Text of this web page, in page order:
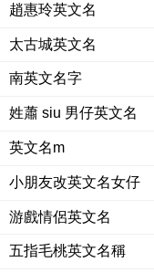
趙惠玲英文名
太古城英文名
南英文名字
姓蕭 siu 男仔英文名
英文名m
小朋友改英文名女仔
游戲情侶英文名
五指毛桃英文名稱